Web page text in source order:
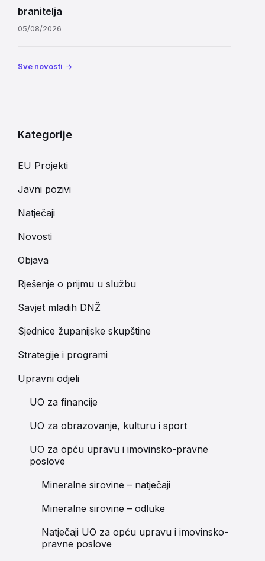
branitelja
05/08/2026
Sve novosti
Kategorije
EU Projekti
Javni pozivi
Natječaji
Novosti
Objava
Rješenje o prijmu u službu
Savjet mladih DNŽ
Sjednice županijske skupštine
Strategije i programi
Upravni odjeli
UO za financije
UO za obrazovanje, kulturu i sport
UO za opću upravu i imovinsko-pravne
poslove
Mineralne sirovine – natječaji
Mineralne sirovine – odluke
Natječaji UO za opću upravu i imovinsko-
pravne poslove